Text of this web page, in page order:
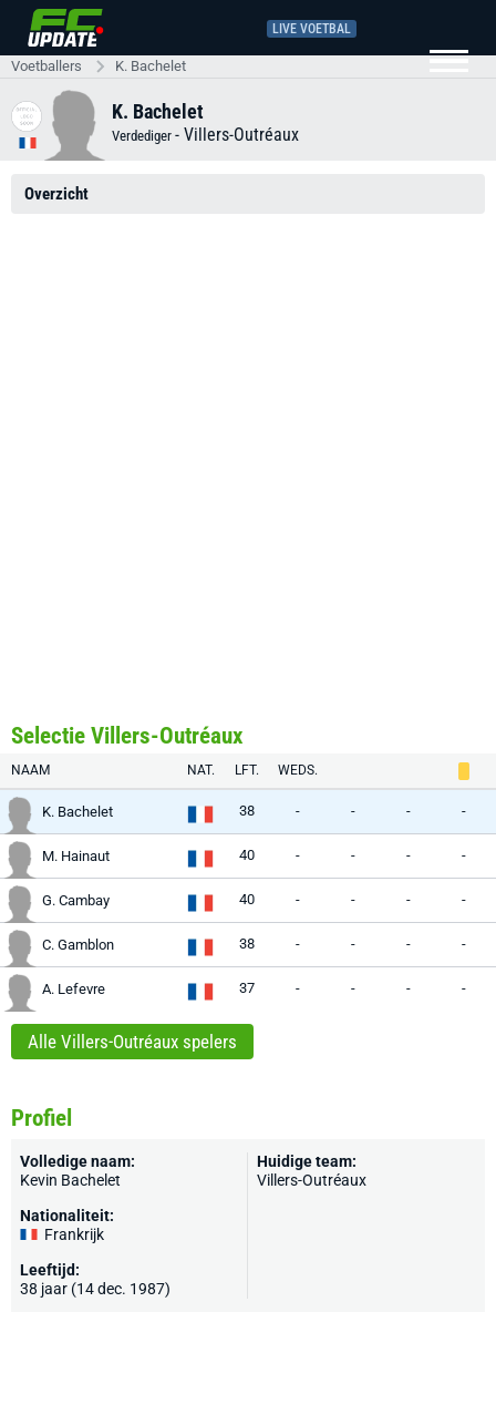
LIVE VOETBAL
Voetballers K. Bachelet
K. Bachelet
Verdediger - Villers-Outréaux
Overzicht
Selectie Villers-Outréaux
NAAM NAT. LFT. WEDS.
K. Bachelet 38 - - - -
M. Hainaut 40 - - - -
G. Cambay 40 - - - -
C. Gamblon 38 - - - -
A. Lefevre 37 - - - -
Alle Villers-Outréaux spelers
Profiel
Volledige naam:
Kevin Bachelet
Nationaliteit:
Frankrijk
Leeftijd:
38 jaar (14 dec. 1987)
Huidige team:
Villers-Outréaux